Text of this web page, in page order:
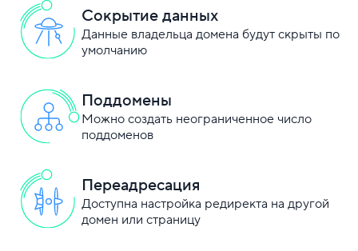
Сокрытие данных
Данные владельца домена будут скрыты по
умолчанию
Поддомены
Можно создать неограниченное число
поддоменов
Переадресация
Доступна настройка редиректа на другой
домен или страницу